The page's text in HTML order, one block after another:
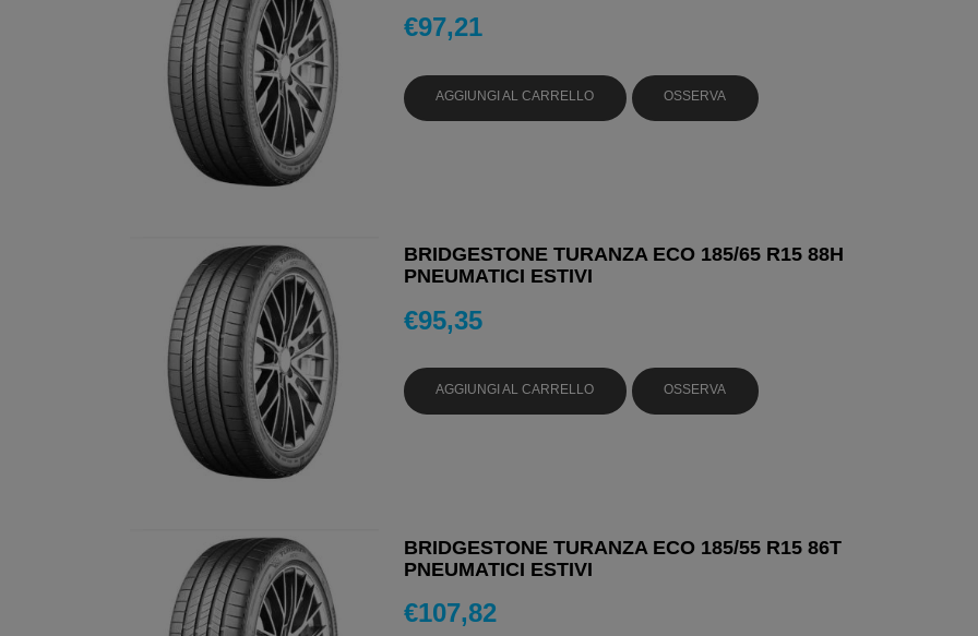
€97,21
AGGIUNGI AL CARRELLO OSSERVA
BRIDGESTONE TURANZA ECO 185/65 R15 88H
PNEUMATICI ESTIVI
€95,35
AGGIUNGI AL CARRELLO OSSERVA
BRIDGESTONE TURANZA ECO 185/55 R15 86T
PNEUMATICI ESTIVI
€107,82